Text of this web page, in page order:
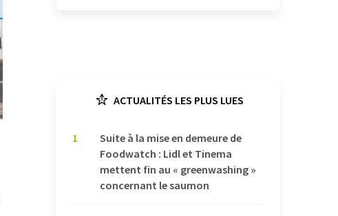
ACTUALITÉS LES PLUS LUES
1
Suite à la mise en demeure de
Foodwatch : Lidl et Tinema
mettent fin au « greenwashing »
concernant le saumon